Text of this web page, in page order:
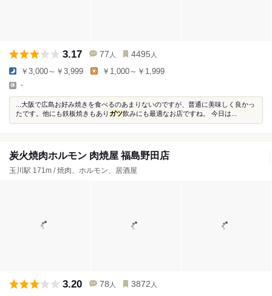
3.17 77 人 4495 人
￥3,000～￥3,999 ￥1,000～￥1,999
-
...大阪で広島お好み焼きを食べるのあまりないのですが、普通に美味しく良かっ
たです。他にも鉄板焼きもあり ガツ飲みにも最適なお店ですね。 今日は...
炭火焼肉ホルモン 肉焼屋 福島野田店
玉川駅 171m / 焼肉、ホルモン、居酒屋
3.20 78 人 3872 人